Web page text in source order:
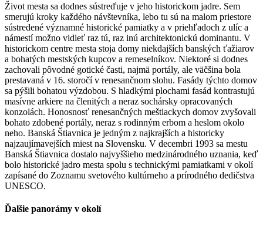
Život mesta sa dodnes sústreďuje v jeho historickom jadre. Sem
smerujú kroky každého návštevníka, lebo tu sú na malom priestore
sústredené významné historické pamiatky a v priehľadoch z ulíc a
námestí možno vidieť raz tú, raz inú architektonickú dominantu. V
historickom centre mesta stoja domy niekdajších banských ťažiarov
a bohatých mestských kupcov a remeselníkov. Niektoré si dodnes
zachovali pôvodné gotické časti, najmä portály, ale väčšina bola
prestavaná v 16. storočí v renesančnom slohu. Fasády týchto domov
sa pýšili bohatou výzdobou. S hladkými plochami fasád kontrastujú
masívne arkiere na členitých a neraz sochársky opracovaných
konzolách. Honosnosť renesančných meštiackych domov zvyšovali
bohato zdobené portály, neraz s rodinným erbom a heslom okolo
neho. Banská Štiavnica je jedným z najkrajších a historicky
najzaujímavejších miest na Slovensku. V decembri 1993 sa mestu
Banská Štiavnica dostalo najvyššieho medzinárodného uznania, keď
bolo historické jadro mesta spolu s technickými pamiatkami v okolí
zapísané do Zoznamu svetového kultúrneho a prírodného dedičstva
UNESCO.
Ďalšie panorámy v okolí